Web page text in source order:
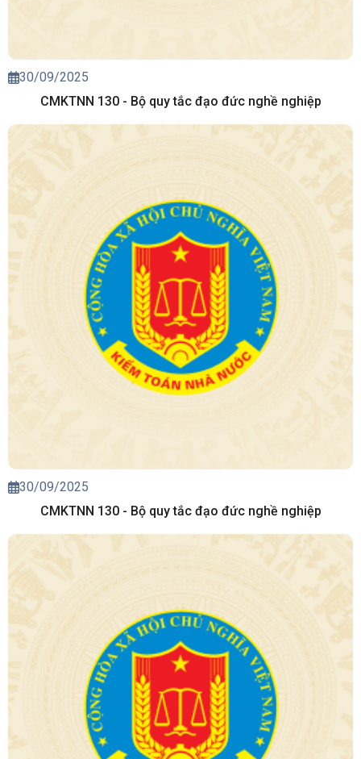
30/09/2025
CMKTNN 130 - Bộ quy tắc đạo đức nghề nghiệp
30/09/2025
CMKTNN 130 - Bộ quy tắc đạo đức nghề nghiệp